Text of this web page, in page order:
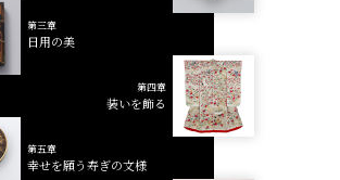
第三章
日用の美
第四章
装いを飾る
第五章
幸せを願う寿ぎの文様